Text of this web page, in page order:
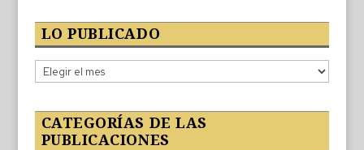
LO PUBLICADO
Lo
publicado
CATEGORÍAS DE LAS
PUBLICACIONES